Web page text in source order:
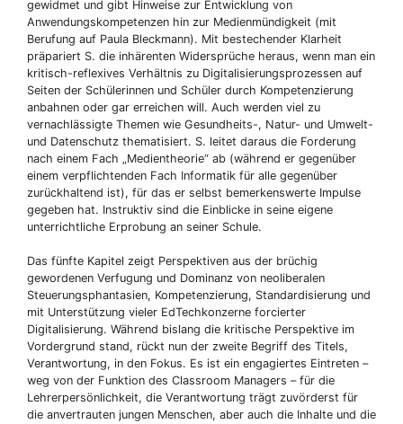
gewidmet und gibt Hinweise zur Entwicklung von
Anwendungskompetenzen hin zur Medienmündigkeit (mit
Berufung auf Paula Bleckmann). Mit bestechender Klarheit
präpariert S. die inhärenten Widersprüche heraus, wenn man ein
kritisch-reflexives Verhältnis zu Digitalisierungsprozessen auf
Seiten der Schülerinnen und Schüler durch Kompetenzierung
anbahnen oder gar erreichen will. Auch werden viel zu
vernachlässigte Themen wie Gesundheits-, Natur- und Umwelt-
und Datenschutz thematisiert. S. leitet daraus die Forderung
nach einem Fach „Medientheorie“ ab (während er gegenüber
einem verpflichtenden Fach Informatik für alle gegenüber
zurückhaltend ist), für das er selbst bemerkenswerte Impulse
gegeben hat. Instruktiv sind die Einblicke in seine eigene
unterrichtliche Erprobung an seiner Schule.
Das fünfte Kapitel zeigt Perspektiven aus der brüchig
gewordenen Verfugung und Dominanz von neoliberalen
Steuerungsphantasien, Kompetenzierung, Standardisierung und
mit Unterstützung vieler EdTechkonzerne forcierter
Digitalisierung. Während bislang die kritische Perspektive im
Vordergrund stand, rückt nun der zweite Begriff des Titels,
Verantwortung, in den Fokus. Es ist ein engagiertes Eintreten –
weg von der Funktion des Classroom Managers – für die
Lehrerpersönlichkeit, die Verantwortung trägt zuvörderst für
die anvertrauten jungen Menschen, aber auch die Inhalte und die